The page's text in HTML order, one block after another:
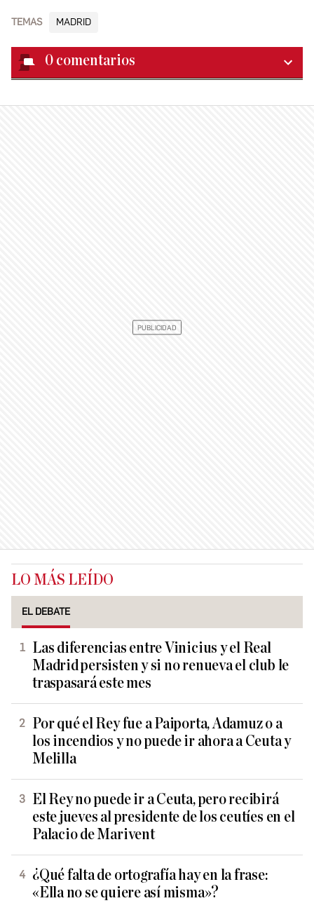
TEMAS MADRID
0 comentarios
LO MÁS LEÍDO
EL DEBATE
Las diferencias entre Vinicius y el Real
Madrid persisten y si no renueva el club le
traspasará este mes
Por qué el Rey fue a Paiporta, Adamuz o a
los incendios y no puede ir ahora a Ceuta y
Melilla
El Rey no puede ir a Ceuta, pero recibirá
este jueves al presidente de los ceutíes en el
Palacio de Marivent
¿Qué falta de ortografía hay en la frase:
«Ella no se quiere así misma»?